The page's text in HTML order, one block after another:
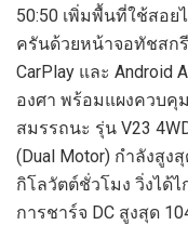
50:50 เพิ่มพื้นที่ใช้สอย
ครันด้วยหน้าจอทัชสก
CarPlay และ Android
องศา พร้อมแผงควบคุ
สมรรถนะ รุ่น V23
(Dual Motor) กำลังสูง
กิโลวัตต์ชั่วโมง วิ่งได้ไ
การชาร์จ DC สูงสุด